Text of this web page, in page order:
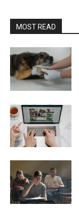
MOST READ